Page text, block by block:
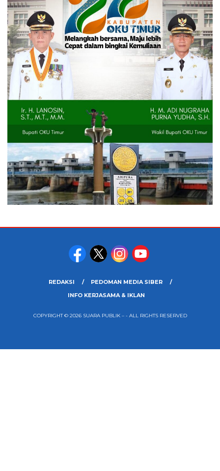
REDAKSI
PEDOMAN MEDIA SIBER
INFO KERJASAMA & IKLAN
COPYRIGHT © 2026 SUARA PUBLIK – - ALL RIGHTS RESERVED